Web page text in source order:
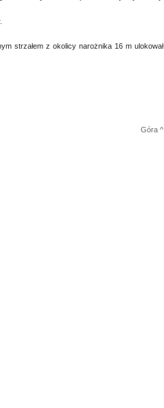
strzałem z okolicy narożnika 16 m ulokował
Góra ^